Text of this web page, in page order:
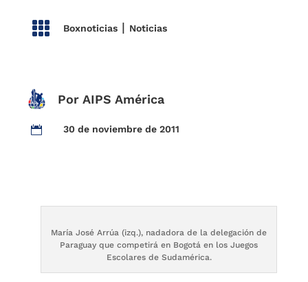
 Boxnoticias| Noticias
Por AIPS América
 30 de noviembre de 2011
María José Arrúa (izq.), nadadora de la delegación de
Paraguay que competirá en Bogotá en los Juegos
Escolares de Sudamérica.